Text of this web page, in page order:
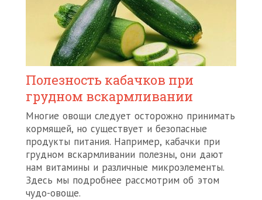
Полезность кабачков при
грудном вскармливании
Многие овощи следует осторожно принимать
кормящей, но существует и безопасные
продукты питания. Например, кабачки при
грудном вскармливании полезны, они дают
нам витамины и различные микроэлементы.
Здесь мы подробнее рассмотрим об этом
чудо-овоще.